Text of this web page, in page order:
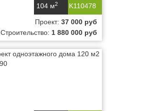
K110478
104 м2
Проект: 37 000 руб
Строительство: 1 880 000 руб